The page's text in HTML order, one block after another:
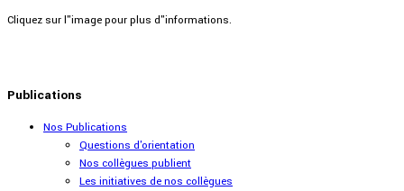
Cliquez sur l"image pour plus d"informations.
Publications
Nos Publications
Questions d'orientation
Nos collègues publient
Les initiatives de nos collègues